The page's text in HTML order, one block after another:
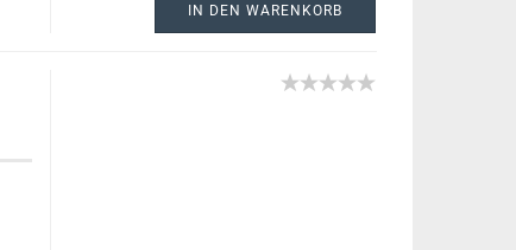
IN DEN WARENKORB